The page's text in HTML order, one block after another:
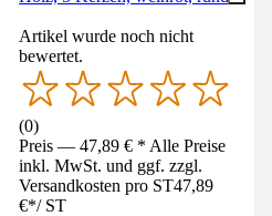
Artikel wurde noch nicht
bewertet.
(0)
Preis — 47,89 € * Alle Preise
inkl. MwSt. und ggf. zzgl.
Versandkosten pro ST47,89
€*/ ST